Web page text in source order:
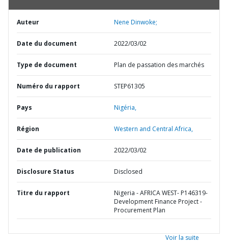
Auteur Nene Dinwoke;
Date du document 2022/03/02
Type de document Plan de passation des marchés
Numéro du rapport STEP61305
Pays Nigéria,
Région Western and Central Africa,
Date de publication 2022/03/02
Disclosure Status Disclosed
Titre du rapport
Nigeria - AFRICA WEST- P146319-
Development Finance Project -
Procurement Plan
Voir la suite